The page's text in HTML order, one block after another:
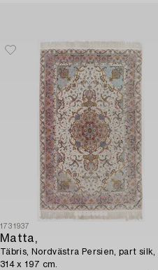
1731937
Matta,
Täbris, Nordvästra Persien, part silk,
314 x 197 cm.